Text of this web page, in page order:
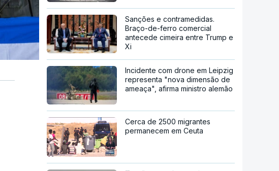
Sanções e contramedidas.
Braço-de-ferro comercial
antecede cimeira entre Trump e
Xi
Incidente com drone em Leipzig
representa "nova dimensão de
ameaça", afirma ministro alemão
Cerca de 2500 migrantes
permanecem em Ceuta